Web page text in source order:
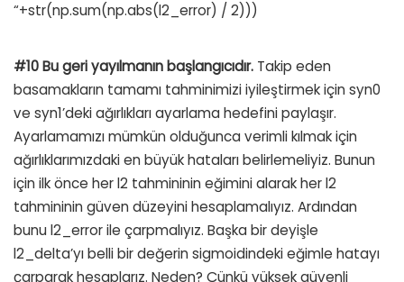
“+str(np.sum(np.abs(l2_error) / 2)))
#10 Bu geri yayılmanın başlangıcıdır. Takip eden
basamakların tamamı tahminimizi iyileştirmek için syn0
ve syn1’deki ağırlıkları ayarlama hedefini paylaşır.
Ayarlamamızı mümkün olduğunca verimli kılmak için
ağırlıklarımızdaki en büyük hataları belirlemeliyiz. Bunun
için ilk önce her l2 tahmininin eğimini alarak her l2
tahmininin güven düzeyini hesaplamalıyız. Ardından
bunu l2_error ile çarpmalıyız. Başka bir deyişle
l2_delta’yı belli bir değerin sigmoidindeki eğimle hatayı
çarparak hesaplarız. Neden? Çünkü yüksek güvenli